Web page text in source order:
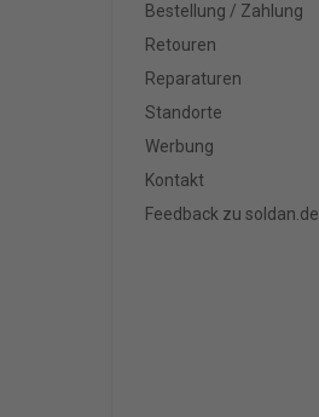
Bestellung / Zahlung
Retouren
Reparaturen
Standorte
Werbung
Kontakt
Feedback zu soldan.de